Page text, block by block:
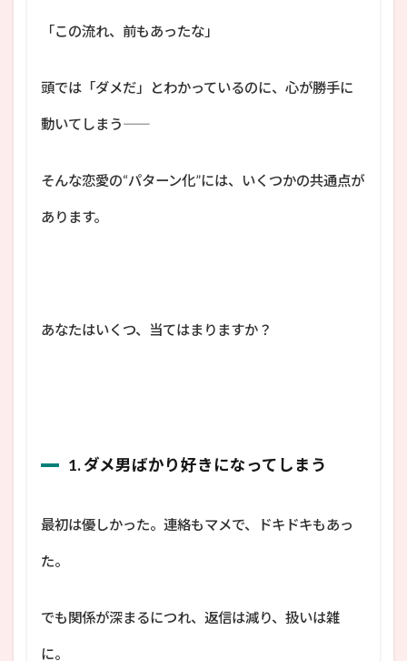
「この流れ、前もあったな」
頭では「ダメだ」とわかっているのに、心が勝手に
動いてしまう――
そんな恋愛の“パターン化”には、いくつかの共通点が
あります。
あなたはいくつ、当てはまりますか？
1. ダメ男ばかり好きになってしまう
最初は優しかった。連絡もマメで、ドキドキもあっ
た。
でも関係が深まるにつれ、返信は減り、扱いは雑
に。